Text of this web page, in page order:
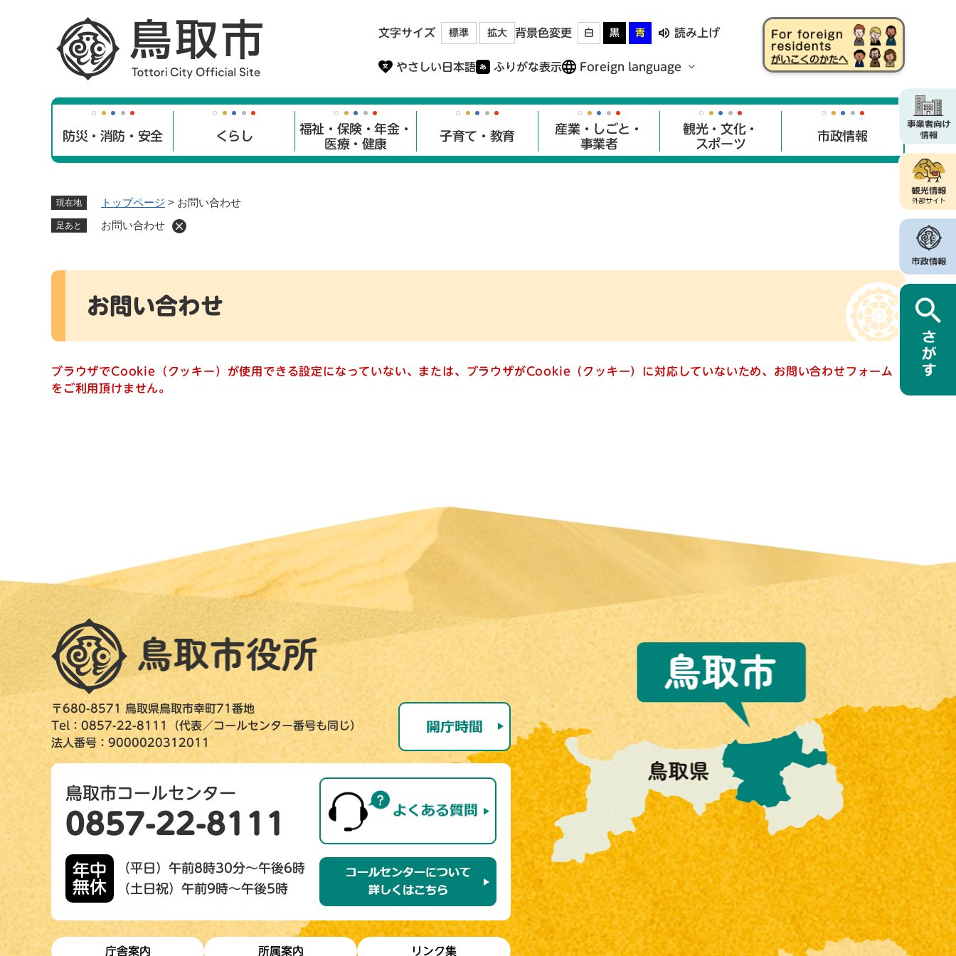
文字サイズ 標準 拡大 背景色変更 白 黒 青 読み上げ
やさしい日本語 ふりがな表示 Foreign language
防災・消防・安全 くらし
福祉・保険・年金・
医療・健康
子育て・教育
産業・しごと・
事業者
観光・文化・
スポーツ
市政情報
現在地 トップページ > お問い合わせ
足あと お問い合わせ
本
お問い合わせ
ブラウザでCookie（クッキー）が使用できる設定になっていない、または、ブラウザがCookie（クッキー）に対応していないため、お問い合わせフォーム
をご利用頂けません。
〒680-8571 鳥取県鳥取市幸町71番地
Tel：0857-22-8111（代表／コールセンター番号も同じ）
法人番号：9000020312011
鳥取市コールセンター
0857-22-8111
年中
無休
（平日）午前8時30分～午後6時
（土日祝）午前9時～午後5時
庁舎案内 所属案内 リンク集